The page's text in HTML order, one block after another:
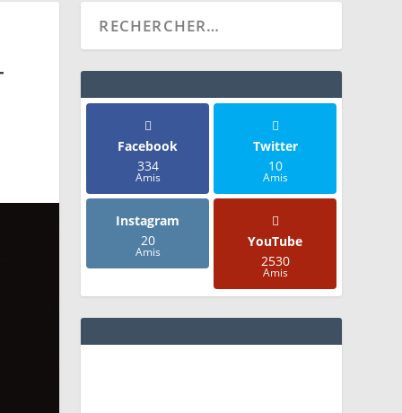
Facebook
334
Amis
Twitter
10
Amis
Instagram
20
Amis
YouTube
2530
Amis